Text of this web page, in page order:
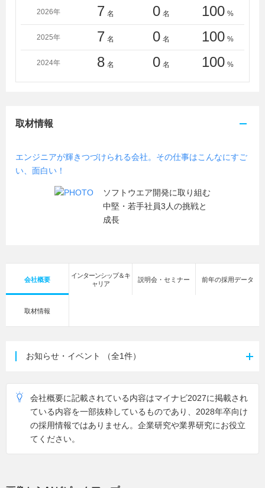
デザインテクノロジーセンター専門学校、東京電子専門
学校、豊田工業高等専門学校、日本工学院専門学校、日
本工学院八王子専門学校、日本電子専門学校、ＨＡＬ東
（中国）上海交通大学/（韓国）東洋工業短期大学校
2026年 7 名 0 名 100 %
2025年 7 名 0 名 100 %
2024年 8 名 0 名 100 %
取材情報
エンジニアが輝きつづけられる会社。その仕事はこんなにすご
い、面白い！
ソフトウエア開発に取り組む
中堅・若手社員3人の挑戦と
成長
会社概要
インターンシップ＆キ
ャリア
説明会・セミナー 前年の採用データ
取材情報
お知らせ・イベント （全1件）
会社概要に記載されている内容はマイナビ2027に掲載され
ている内容を一部抜粋しているものであり、2028年卒向け
の採用情報ではありません。企業研究や業界研究にお役立
てください。